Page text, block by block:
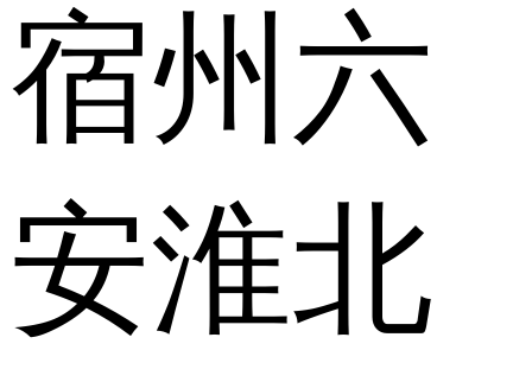
宿州 六
安淮北